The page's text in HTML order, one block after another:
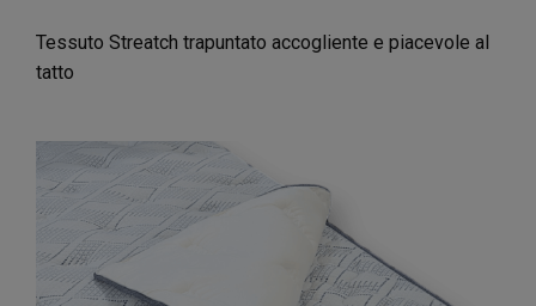
Tessuto Streatch trapuntato accogliente e piacevole al
tatto